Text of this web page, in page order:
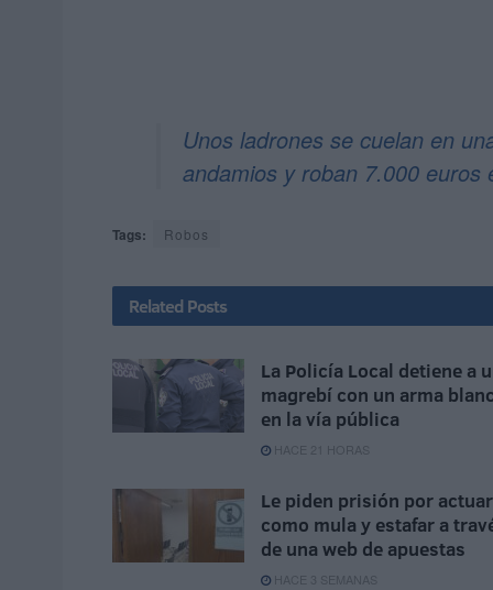
Unos ladrones se cuelan en
andamios y roban 7.000 euros
Tags: Robos
Related Posts
La Policía Local detiene a
magrebí con un arma
en la vía pública
HACE 21 HORAS
Le piden prisión por actuar
como mula y estafar a
de una web de apuestas
HACE 3 SEMANAS